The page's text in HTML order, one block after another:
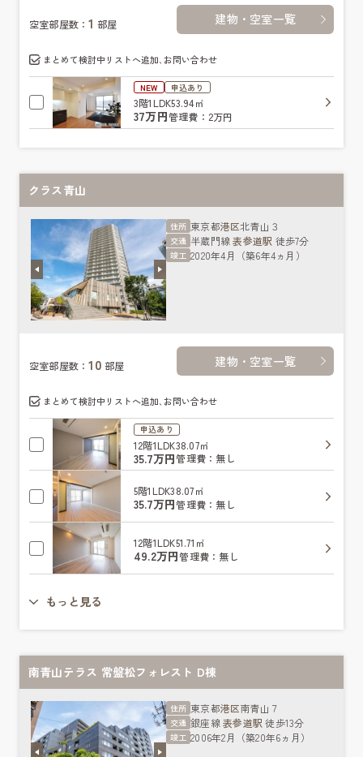
空室部屋数：1 部屋 建物・空室一覧
まとめて検討中リストへ追加､お問い合わせ
NEW 申込あり
3階1LDK53.94㎡
37万円管理費：2万円
クラス青山
住所 東京都港区北青山３
交通 半蔵門線表参道駅 徒歩7分
竣工 2020年4月（築6年4ヵ月）
空室部屋数：10 部屋 建物・空室一覧
まとめて検討中リストへ追加､お問い合わせ
申込あり
12階1LDK38.07㎡
35.7万円管理費：無し
5階1LDK38.07㎡
35.7万円管理費：無し
12階1LDK51.71㎡
49.2万円管理費：無し
もっと見る
南青山テラス 常盤松フォレスト D棟
住所 東京都港区南青山７
交通 銀座線表参道駅 徒歩13分
竣工 2006年2月（築20年6ヵ月）